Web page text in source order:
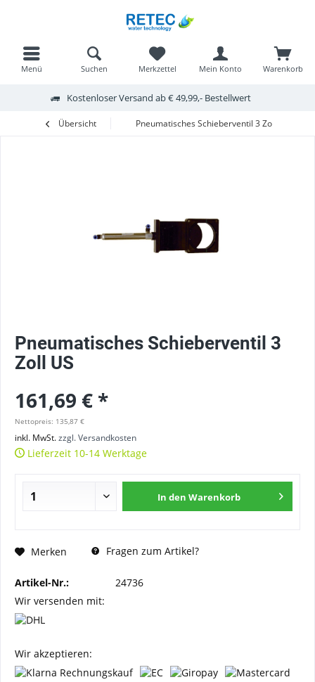
Kostenloser Versand ab € 49,99,- Bestellwert
Menü Warenkorb
Merkzettel Mein Konto
Suchen
Übersicht Pneumatisches Schieberventil 3 Zoll US
Pneumatisches Schieberventil 3
Zoll US
161,69 € *
Nettopreis: 135,87 €
inkl. MwSt.zzgl. Versandkosten
Lieferzeit 10-14 Werktage
In den Warenkorb
Merken Fragen zum Artikel?
Artikel-Nr.:
24736
Wir versenden mit:
Wir akzeptieren: